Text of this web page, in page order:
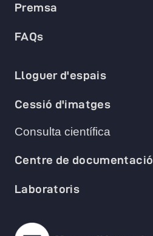
Premsa
FAQs
Lloguer d'espais
Cessió d'imatges
Consulta científica
Centre de documentació
Laboratoris